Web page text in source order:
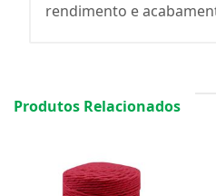
rendimento e
Produtos Relacionados